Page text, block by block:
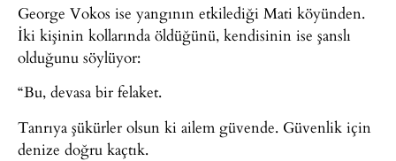
George Vokos ise yangının etkilediği Mati köyünden.
İki kişinin kollarında öldüğünü, kendisinin ise şanslı
olduğunu söylüyor:
“Bu, devasa bir felaket.
Tanrıya şükürler olsun ki ailem güvende. Güvenlik için
denize doğru kaçtık.